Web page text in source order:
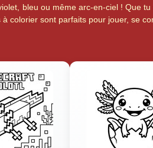
bleu ou même arc-en-ciel ! Que
colorier sont parfaits pour jouer, se